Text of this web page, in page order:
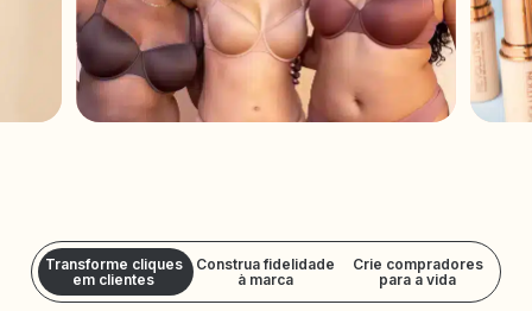
Transforme cliques
em clientes
Construa fidelidade
à marca
Crie compradores
para a vida